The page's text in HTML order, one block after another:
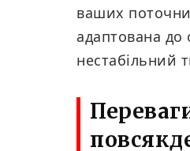
ваших
адаптована
нестабільний